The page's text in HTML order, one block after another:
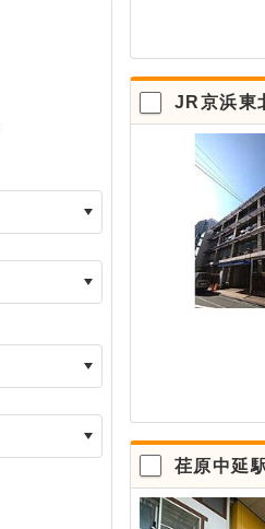
JR京浜東
荏原中延